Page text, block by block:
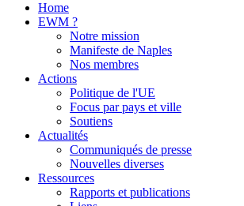
Home
EWM ?
Notre mission
Manifeste de Naples
Nos membres
Actions
Politique de l'UE
Focus par pays et ville
Soutiens
Actualités
Communiqués de presse
Nouvelles diverses
Ressources
Rapports et publications